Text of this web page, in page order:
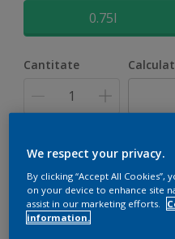
0.75l
Cantitate
Adaugă la proiect
We respect your privacy.
By clicking “Accept All
on your device to enhance site
assist in our marketing efforts.
information.